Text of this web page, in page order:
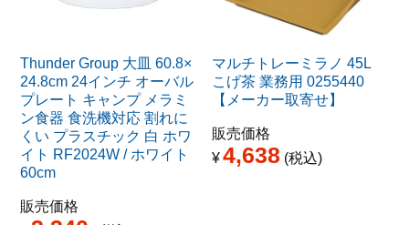
Thunder Group 大皿 60.8×
24.8cm 24インチ オーバル
プレート キャンプ メラミ
ン食器 食洗機対応 割れに
くい プラスチック 白 ホワ
イト RF2024W / ホワイト
60cm
販売価格
マルチトレーミラノ 45L
こげ茶 業務用 0255440
【メーカー取寄せ】
販売価格
¥4,638 税込